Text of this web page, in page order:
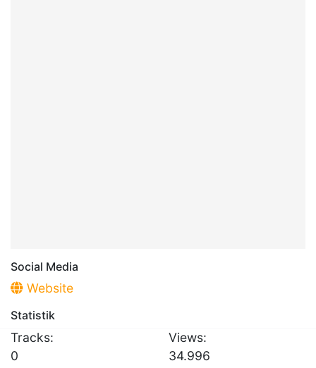
Social Media
Website
Statistik
Tracks:
0
Views:
34.996